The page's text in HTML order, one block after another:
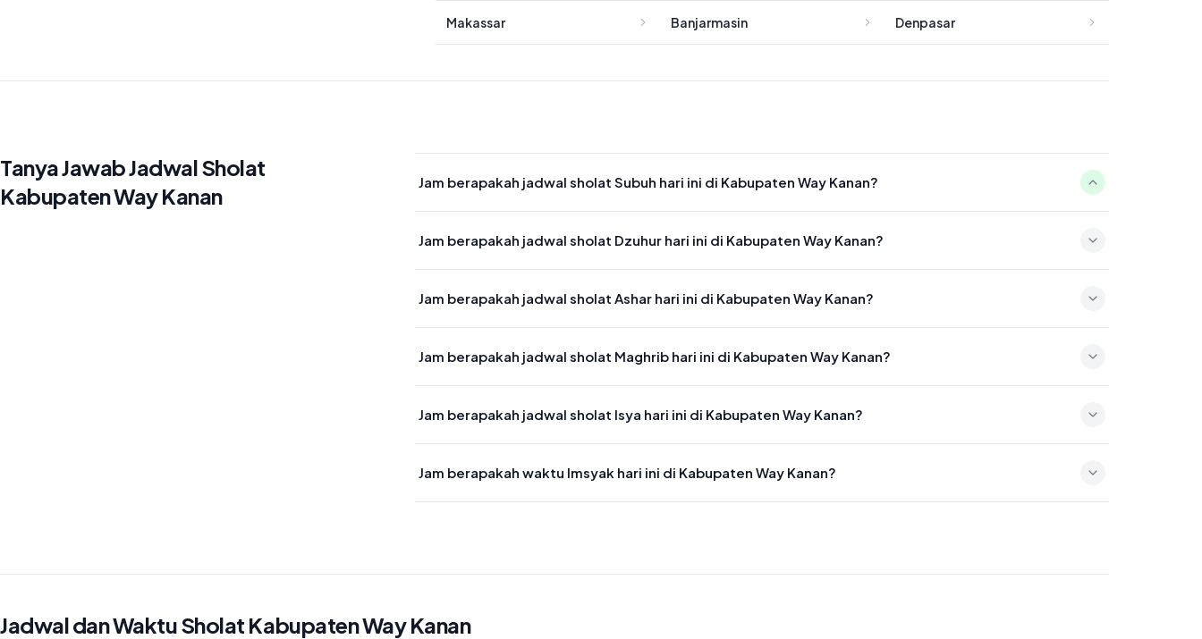
Makassar Banjarmasin Denpasar
Tanya Jawab Jadwal Sholat
Kabupaten Way Kanan
Jam berapakah jadwal sholat Subuh hari ini di Kabupaten Way Kanan?
Jam berapakah jadwal sholat Dzuhur hari ini di Kabupaten Way Kanan?
Jam berapakah jadwal sholat Ashar hari ini di Kabupaten Way Kanan?
Jam berapakah jadwal sholat Maghrib hari ini di Kabupaten Way Kanan?
Jam berapakah jadwal sholat Isya hari ini di Kabupaten Way Kanan?
Jam berapakah waktu Imsyak hari ini di Kabupaten Way Kanan?
Jadwal dan Waktu Sholat Kabupaten Way Kanan